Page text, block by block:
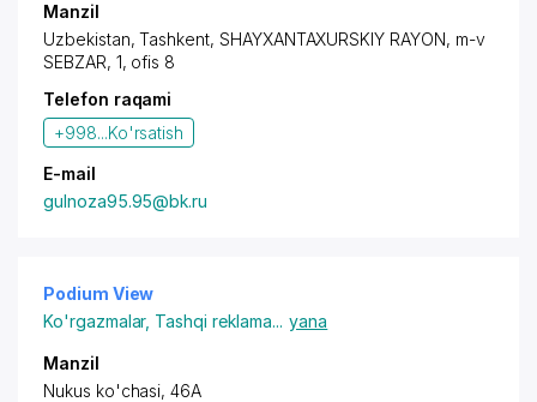
Manzil
Uzbekistan, Tashkent, SHAYXANTAXURSKIY RAYON, m-v
SEBZAR, 1, ofis 8
Telefon raqami
+998...Ko'rsatish
E-mail
gulnoza95.95@bk.ru
Podium View
Ko'rgazmalar, Tashqi reklama... yana
Manzil
Nukus ko'chasi, 46A